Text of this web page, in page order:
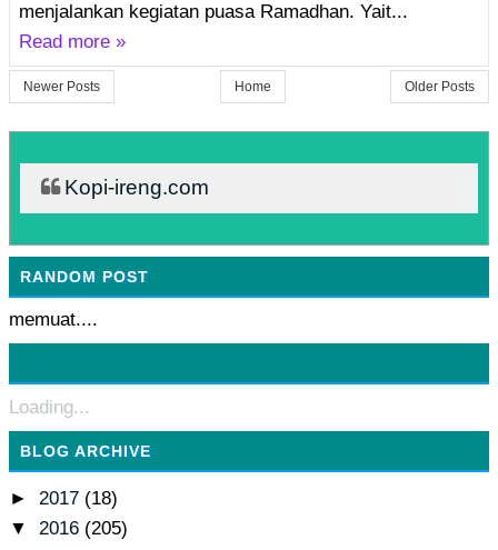
menjalankan kegiatan puasa Ramadhan. Yait...
Read more »
Newer Posts Older Posts
Home
Kopi-ireng.com
RANDOM POST
memuat....
Loading...
BLOG ARCHIVE
► 2017 (18)
▼ 2016 (205)